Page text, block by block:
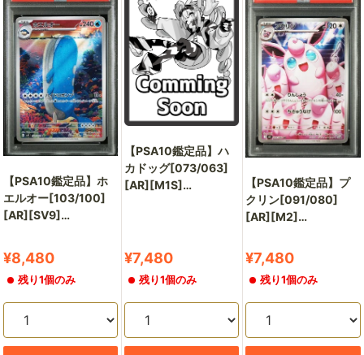
【PSA10鑑定品】ホ
エルオー[103/100]
[AR][SV9]
真掲載】
販
価
格
¥8,480
残り1個のみ
【PSA10鑑定品】ハ
カドッグ[073/063]
[AR][M1S]
販
価
格
¥7,480
残り1個のみ
【PSA10鑑定品】プ
クリン[091/080]
[AR][M2]
真掲載】
販
価
格
¥7,480
残り1個のみ